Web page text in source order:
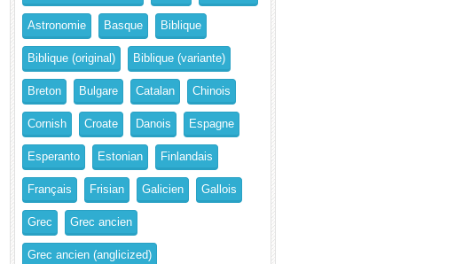
Astronomie Basque Biblique
Biblique (original) Biblique (variante)
Breton Bulgare Catalan Chinois
Cornish Croate Danois Espagne
Esperanto Estonian Finlandais
Français Frisian Galicien Gallois
Grec Grec ancien
Grec ancien (anglicized)